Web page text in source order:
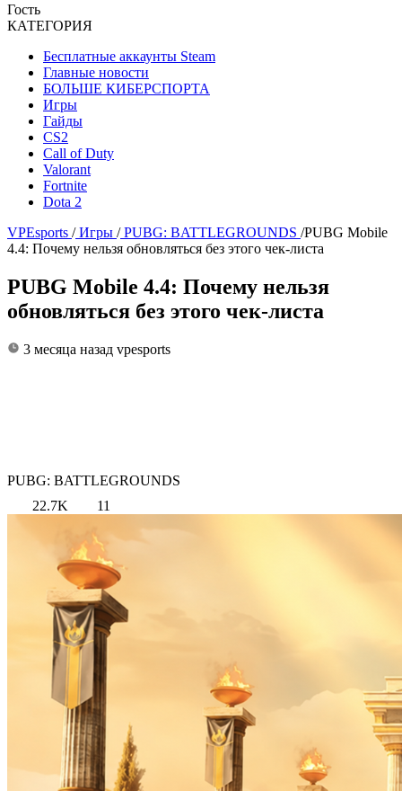
Гость
КАТЕГОРИЯ
Бесплатные аккаунты Steam
Главные новости
БОЛЬШЕ КИБЕРСПОРТА
Игры
Гайды
CS2
Call of Duty
Valorant
Fortnite
Dota 2
VPEsports / Игры / PUBG: BATTLEGROUNDS /PUBG Mobile
4.4: Почему нельзя обновляться без этого чек-листа
PUBG Mobile 4.4: Почему нельзя
обновляться без этого чек-листа
3 месяца назад vpesports
PUBG: BATTLEGROUNDS
22.7K
11